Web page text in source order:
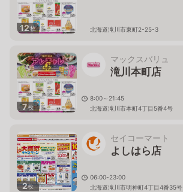
12枚 北海道滝川市東町2-25-3
7枚
マックスバリュ
滝川本町店
8:00～21:45
北海道滝川市本町4丁目5番4号
2枚
セイコーマート
よしはら店
06:00-23:00
北海道滝川市明神町4丁目4番35号